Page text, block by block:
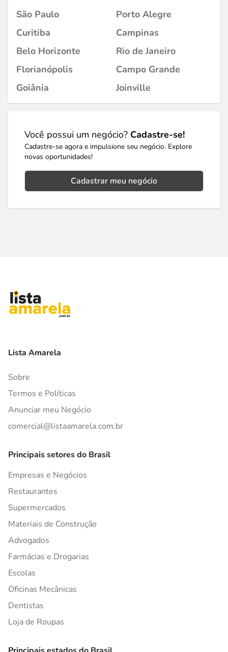
São Paulo
Porto Alegre
Curitiba
Campinas
Belo Horizonte
Rio de Janeiro
Florianópolis
Campo Grande
Goiânia
Joinville
Você possui um negócio? Cadastre-se!
Cadastre-se agora e impulsione seu negócio. Explore
novas oportunidades!
Cadastrar meu negócio
Lista Amarela
Sobre
Termos e Políticas
Anunciar meu Negócio
comercial@listaamarela.com.br
Principais setores do Brasil
Empresas e Negócios
Restaurantes
Supermercados
Materiais de Construção
Advogados
Farmácias e Drogarias
Escolas
Oficinas Mecânicas
Dentistas
Loja de Roupas